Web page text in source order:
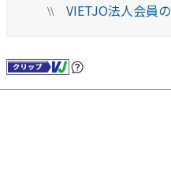
\\VIETJO法人会員